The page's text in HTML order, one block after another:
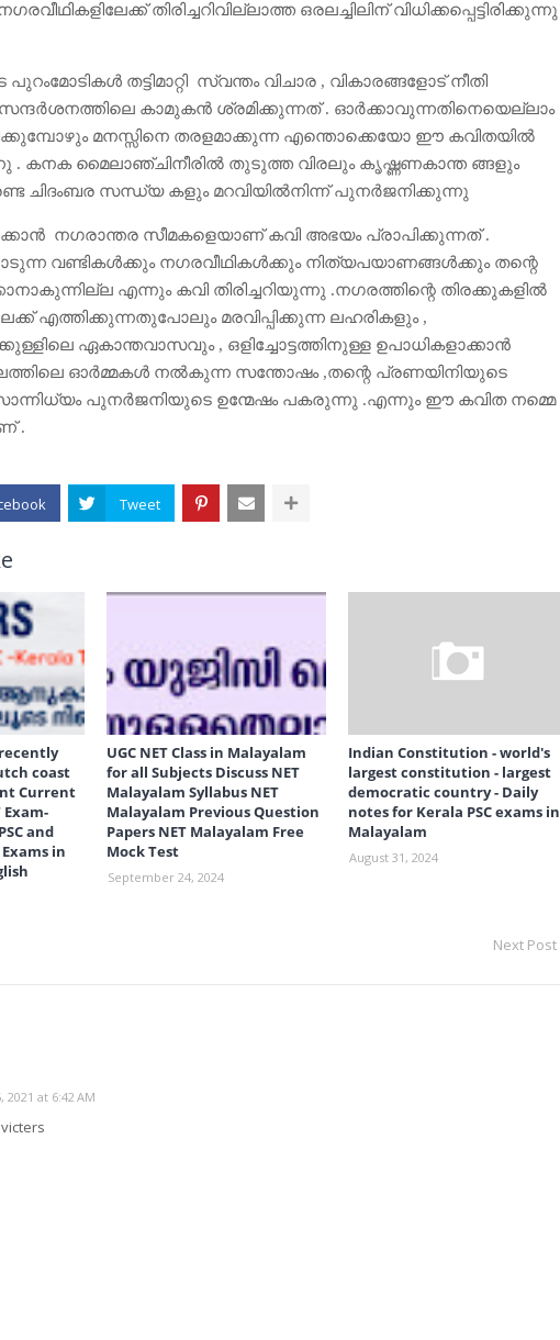
തിരിച്ചറിവില്ലാത്ത ഒരലച്ചിലിന് വിധിക്കപ്പെട്ടിരിക്കുന്നു
തട്ടിമാറ്റി സ്വന്തം വിചാര , വികാരങ്ങളോട് നീതി
കാമുകൻ ശ്രമിക്കുന്നത് . ഓർക്കാവുന്നതിനെയെല്ലാം
മനസ്സിനെ തരളമാക്കുന്ന എന്തൊക്കെയോ ഈ കവിതയിൽ
. കനക മൈലാഞ്ചിനീരിൽ തുടുത്ത വിരലും കൃഷ്ണണകാന്ത ങ്ങളും
ചിദംബര സന്ധ്യ കളും മറവിയിൽനിന്ന് പുനർജനിക്കുന്നു
നഗരാന്തര സീമകളെയാണ് കവി അഭയം പ്രാപിക്കുന്നത് .
വണ്ടികൾക്കും നഗരവീഥികൾക്കും നിത്യപയാണങ്ങൾക്കും തന്റെ
എന്നും കവി തിരിച്ചറിയുന്നു .നഗരത്തിന്റെ തിരക്കുകളിൽ
എത്തിക്കുന്നതുപോലും മരവിപ്പിക്കുന്ന ലഹരികളും ,
ഏകാന്തവാസവും , ഒളിച്ചോട്ടത്തിനുള്ള ഉപാധികളാക്കാൻ
ഓർമ്മകൾ നൽകുന്ന സന്തോഷം ,തന്റെ പ്രണയിനിയുടെ
പുനർജനിയുടെ ഉന്മേഷം പകരുന്നു .എന്നും ഈ കവിത നമ്മെ
.
coast
Current
Exam-
and
in
UGC NET Class in Malayalam
for all Subjects Discuss NET
Malayalam Syllabus NET
Malayalam Previous Question
Papers NET Malayalam Free
Mock Test
September 24, 2024
Indian Constitution - world's
largest constitution - largest
democratic country - Daily
notes for Kerala PSC exams in
Malayalam
August 31, 2024
Next Post
at 6:42 AM